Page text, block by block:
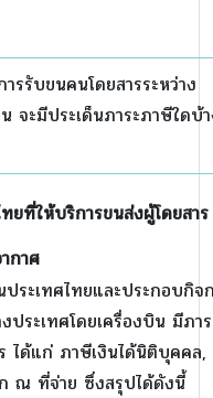
รรับขนคนโดยสารระหว่าง
จะมีประเด็นภาระภาษีใดบ้
ยที่ให้บริการขนส่งผู้โดยสาร
กาศ
ระเทศไทยและประกอบกิจ
ประเทศโดยเครื่องบิน มีภา
ได้แก่ ภาษีเงินได้นิติบุคคล
ณ ที่จ่าย ซึ่งสรุปได้ดังนี้